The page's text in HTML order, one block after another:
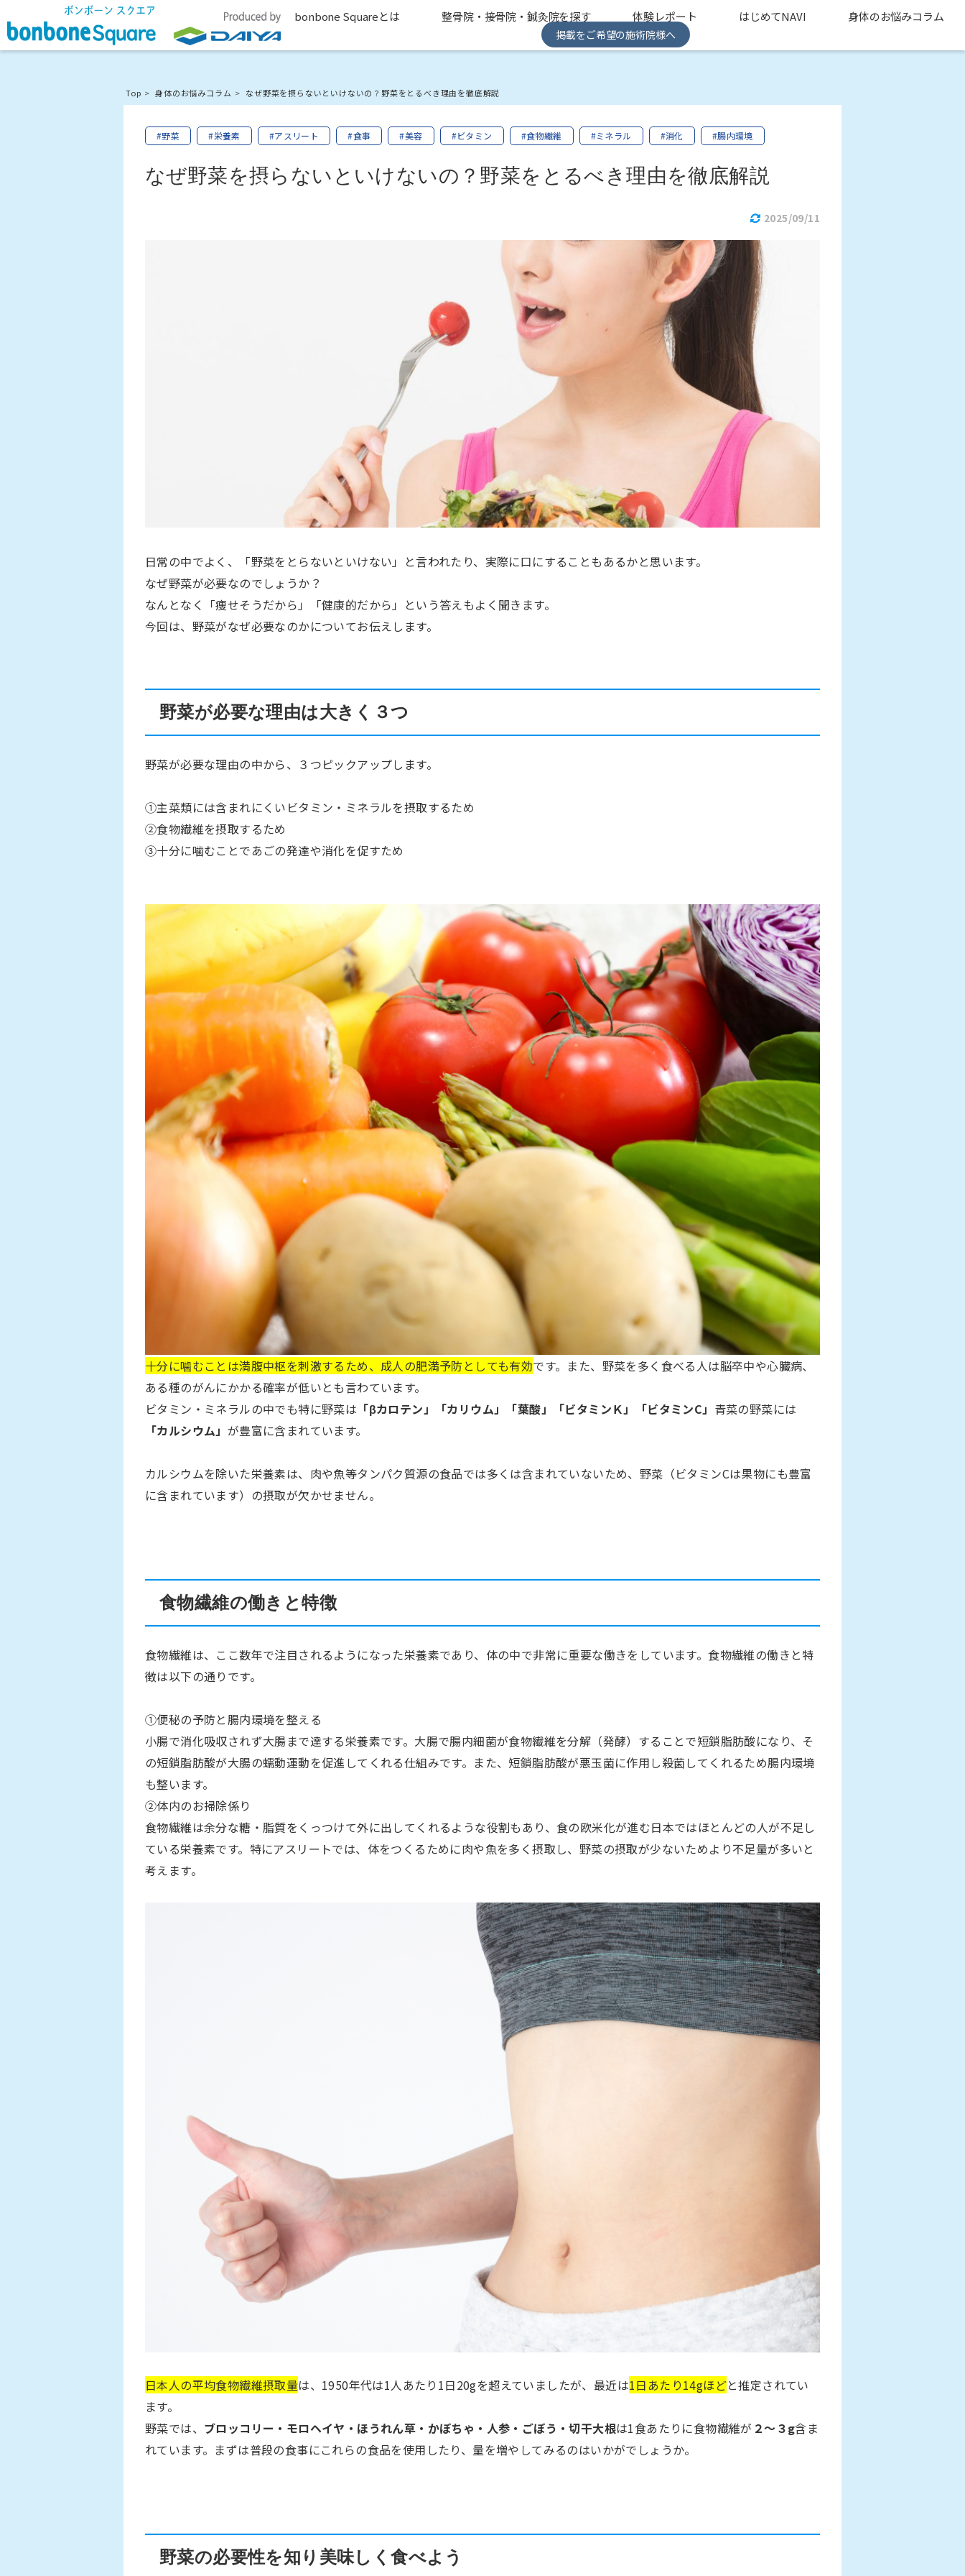
bonbone Squareとは 整骨院・接骨院・鍼灸院を探す 体験レポート はじめてNAVI 身体のお悩みコラム
掲載をご希望の施術院様へ
Top 身体のお悩みコラム なぜ野菜を摂らないといけないの？野菜をとるべき理由を徹底解説
#野菜 #栄養素 #アスリート #食事 #美容 #ビタミン #食物繊維 #ミネラル #消化 #腸内環境
なぜ野菜を摂らないといけないの？野菜をとるべき理由を徹底解説
2025/09/11
日常の中でよく、「野菜をとらないといけない」と言われたり、実際に口にすることもあるかと思います。
なぜ野菜が必要なのでしょうか？
なんとなく「痩せそうだから」「健康的だから」という答えもよく聞きます。
今回は、野菜がなぜ必要なのかについてお伝えします。
野菜が必要な理由は大きく３つ
野菜が必要な理由の中から、３つピックアップします。
①主菜類には含まれにくいビタミン・ミネラルを摂取するため
②食物繊維を摂取するため
③十分に噛むことであごの発達や消化を促すため
十分に噛むことは満腹中枢を刺激するため、成人の肥満予防としても有効です。また、野菜を多く食べる人は脳卒中や心臓病、
ある種のがんにかかる確率が低いとも言わています。
ビタミン・ミネラルの中でも特に野菜は 「βカロテン」「カリウム」「葉酸」「ビタミンＫ」「ビタミンC」 青菜の野菜には
「カルシウム」 が豊富に含まれています。
カルシウムを除いた栄養素は、肉や魚等タンパク質源の食品では多くは含まれていないため、野菜（ビタミンCは果物にも豊富
に含まれています）の摂取が欠かせません。
食物繊維の働きと特徴
食物繊維は、ここ数年で注目されるようになった栄養素であり、体の中で非常に重要な働きをしています。食物繊維の働きと特
徴は以下の通りです。
①便秘の予防と腸内環境を整える
小腸で消化吸収されず大腸まで達する栄養素です。大腸で腸内細菌が食物繊維を分解（発酵）することで短鎖脂肪酸になり、そ
の短鎖脂肪酸が大腸の蠕動運動を促進してくれる仕組みです。また、短鎖脂肪酸が悪玉菌に作用し殺菌してくれるため腸内環境
も整います。
②体内のお掃除係り
食物繊維は余分な糖・脂質をくっつけて外に出してくれるような役割もあり、食の欧米化が進む日本ではほとんどの人が不足し
ている栄養素です。特にアスリートでは、体をつくるために肉や魚を多く摂取し、野菜の摂取が少ないためより不足量が多いと
考えます。
日本人の平均食物繊維摂取量は、1950年代は1人あたり1日20gを超えていましたが、最近は1日あたり14gほどと推定されてい
ます。
野菜では、 ブロッコリー・モロヘイヤ・ほうれん草・かぼちゃ・人参・ごぼう・切干大根は1食あたりに食物繊維が ２～３g含ま
れています。まずは普段の食事にこれらの食品を使用したり、量を増やしてみるのはいかがでしょうか。
野菜の必要性を知り美味しく食べよう